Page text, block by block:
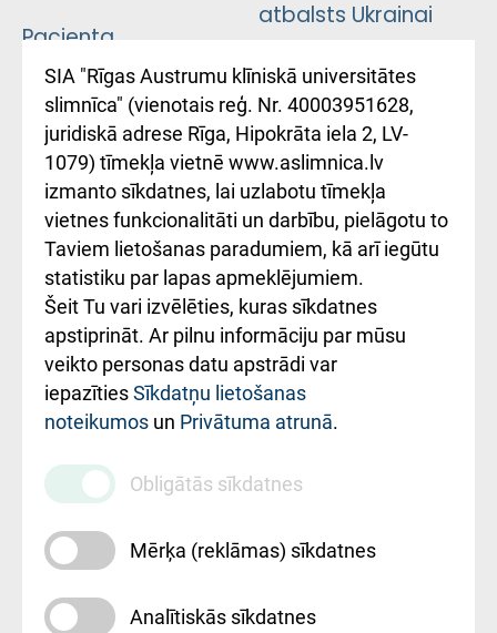
Pacienta
atsauksmju/sūdzību
iesniegšanas
kārtība
Kā pie mums nokļūt
Rēķinu apmaksas
ceļvedis
Rekvizīti un
ārstniecības
iestādes kods
010000234
Maksas
pakalpojumu
cenrādis
atbalsts Ukrainai
Підтримка Східної
лікарні та співпраця з
Україною
SIA "Rīgas Austrumu klīniskā universitātes
slimnīca" (vienotais reģ. Nr. 40003951628,
juridiskā adrese Rīga, Hipokrāta iela 2, LV-
1079) tīmekļa vietnē www.aslimnica.lv
izmanto sīkdatnes, lai uzlabotu tīmekļa
vietnes funkcionalitāti un darbību, pielāgotu to
Taviem lietošanas paradumiem, kā arī iegūtu
statistiku par lapas apmeklējumiem.
Šeit Tu vari izvēlēties, kuras sīkdatnes
apstiprināt. Ar pilnu informāciju par mūsu
veikto personas datu apstrādi var
iepazītiesSīkdatņu lietošanas
noteikumos un Privātuma atrunā.
Obligātās sīkdatnes
Mērķa (reklāmas) sīkdatnes
Analītiskās sīkdatnes